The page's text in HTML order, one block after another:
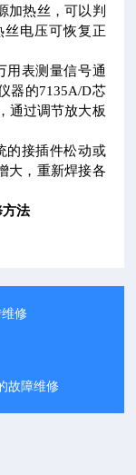
加热丝，可以判
丝电压可恢复正
用表测量信号通
器的7135A/D芯
通过调节放大板
的接插件松动或
大，重新焊接各
方法
修
故障维修